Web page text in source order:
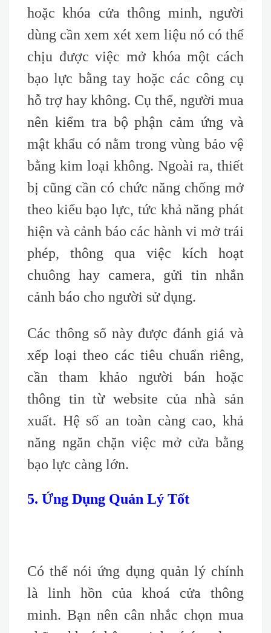
hoặc khóa cửa thông minh, người
dùng cần xem xét xem liệu nó có thể
chịu được việc mở khóa một cách
bạo lực bằng tay hoặc các công cụ
hỗ trợ hay không. Cụ thể, người mua
nên kiểm tra bộ phận cảm ứng và
mật khẩu có nằm trong vùng bảo vệ
bằng kim loại không. Ngoài ra, thiết
bị cũng cần có chức năng chống mở
theo kiểu bạo lực, tức khả năng phát
hiện và cảnh báo các hành vi mở trái
phép, thông qua việc kích hoạt
chuông hay camera, gửi tin nhắn
cảnh báo cho người sử dụng.
Các thông số này được đánh giá và
xếp loại theo các tiêu chuẩn riêng,
cần tham khảo người bán hoặc
thông tin từ website của nhà sản
xuất. Hệ số an toàn càng cao, khả
năng ngăn chặn việc mở cửa bằng
bạo lực càng lớn.
5. Ứng Dụng Quản Lý Tốt
Có thể nói ứng dụng quản lý chính
là linh hồn của khoá cửa thông
minh. Bạn nên cân nhắc chọn mua